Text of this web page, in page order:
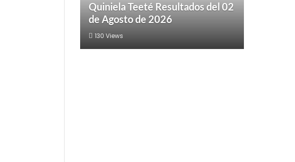
Quiniela Teeté Resultados del 02
de Agosto de 2026
130 Views